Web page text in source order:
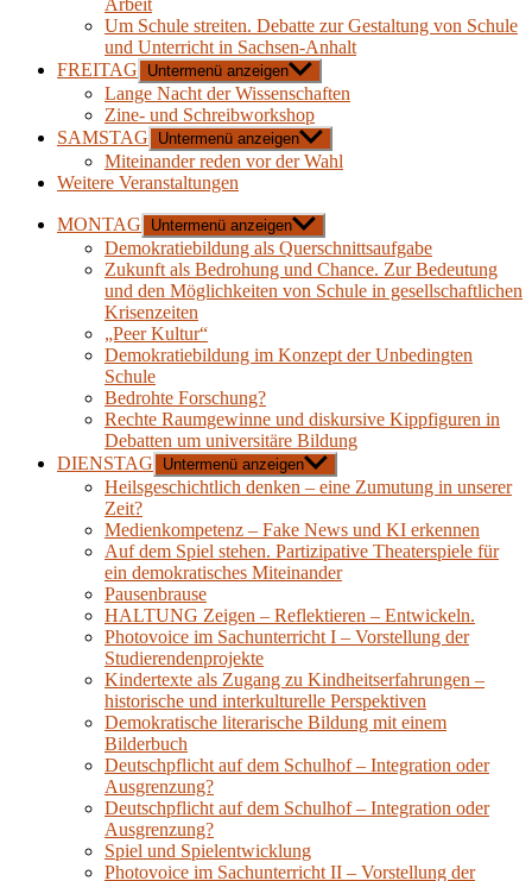
Arbeit
Um Schule streiten. Debatte zur Gestaltung von Schule
und Unterricht in Sachsen-Anhalt
FREITAG
Untermenü anzeigen
Lange Nacht der Wissenschaften
Zine- und Schreibworkshop
SAMSTAG
Untermenü anzeigen
Miteinander reden vor der Wahl
Weitere Veranstaltungen
MONTAG Untermenü anzeigen
Demokratiebildung als Querschnittsaufgabe
Zukunft als Bedrohung und Chance. Zur Bedeutung
und den Möglichkeiten von Schule in gesellschaftlichen
Krisenzeiten
„Peer Kultur“
Demokratiebildung im Konzept der Unbedingten
Schule
Bedrohte Forschung?
Rechte Raumgewinne und diskursive Kippfiguren in
Debatten um universitäre Bildung
DIENSTAG
Untermenü anzeigen
Heilsgeschichtlich denken – eine Zumutung in unserer
Zeit?
Medienkompetenz – Fake News und KI erkennen
Auf dem Spiel stehen. Partizipative Theaterspiele für
ein demokratisches Miteinander
Pausenbrause
HALTUNG Zeigen – Reflektieren – Entwickeln.
Photovoice im Sachunterricht I – Vorstellung der
Studierendenprojekte
Kindertexte als Zugang zu Kindheitserfahrungen –
historische und interkulturelle Perspektiven
Demokratische literarische Bildung mit einem
Bilderbuch
Deutschpflicht auf dem Schulhof – Integration oder
Ausgrenzung?
Deutschpflicht auf dem Schulhof – Integration oder
Ausgrenzung?
Spiel und Spielentwicklung
Photovoice im Sachunterricht II – Vorstellung der